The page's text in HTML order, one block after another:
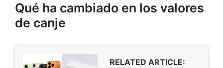
Qué ha cambiado en los valores
de canje
RELATED ARTICLE: